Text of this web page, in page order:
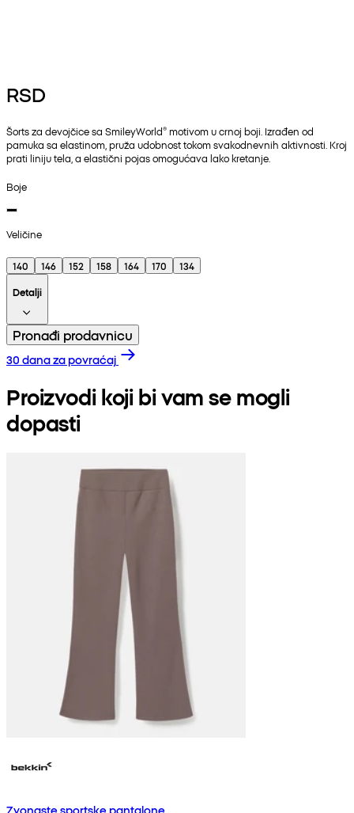
RSD
Šorts za devojčice sa SmileyWorld® motivom u crnoj boji. Izrađen od
pamuka sa elastinom, pruža udobnost tokom svakodnevnih aktivnosti. Kroj
prati liniju tela, a elastični pojas omogućava lako kretanje.
Boje
Veličine
140 146 152 158 164 170
134
Detalji
Pronađi prodavnicu
30 dana za povraćaj
Proizvodi koji bi vam se mogli
dopasti